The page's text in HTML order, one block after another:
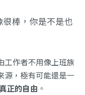
棒，你是不是也
工作者不用像上班族
源，極有可能還是一
正的自由 。